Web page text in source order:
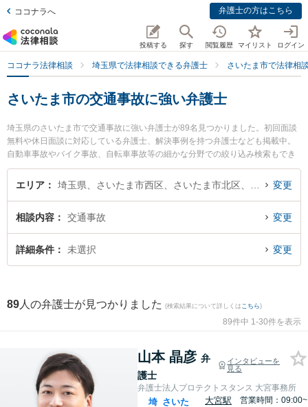
ココナラへ 弁護士の方はこちら
投稿する 探す 閲覧履歴 マイリスト ログイン
ココナラ法律相談 埼玉県で法律相談できる弁護士 さいたま市で法律相
さいたま市の交通事故に強い弁護士
埼玉県のさいたま市で交通事故に強い弁護士が89名見つかりました。初回面談
無料や休日面談に対応している弁護士、解決事例を持つ弁護士なども掲載中。
自動車事故やバイク事故、自転車事故等の細かな分野での絞り込み検索もでき
便利です。特に弁護士法人プロテクトスタンス 大宮事務所の山本 晶彦弁護士や
弁護士法人ALG＆Associates 埼玉法律事務所の辻 正裕弁護士、ベリーベスト法
トラブルを今すぐに弁護士に相談したい』『交通事故のトラブル解決の実績豊
富な近くの弁護士を検索したい』『初回相談無料で交通事故を法律相談できる
さいたま市内の弁護士に相談予約したい』などでお困りの相談者さんにおすす
エリア 変更
相談内容 交通事故 変更
詳細条件 未選択 変更
89 人の弁護士が見つかりました (検索結果について詳しくは こちら)
89件中 1-30件を表示
山本 晶彦 弁
護士
インタビューを
見る
弁護士法人プロテクトスタンス 大宮事務所
埼 さいた
大宮駅
営業時間：09:00~